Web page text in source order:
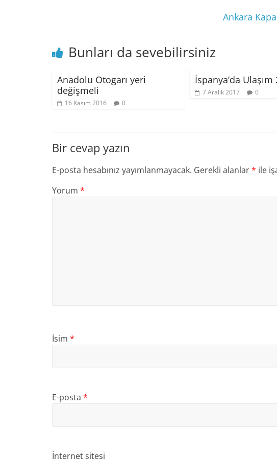
Ankara
Bunları da sevebilirsiniz
Anadolu Otogarı yeri
değişmeli
16 Kasım 2016 0
İspanya’da Ulaşım
7 Aralık 2017 0
Bir cevap yazın
E-posta hesabınız yayımlanmayacak. Gerekli alanlar* ile
Yorum *
İsim *
E-posta *
İnternet sitesi